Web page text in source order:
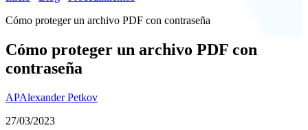
Cómo proteger un archivo PDF con contraseña
Cómo proteger un archivo PDF con
contraseña
APAlexander Petkov
27/03/2023